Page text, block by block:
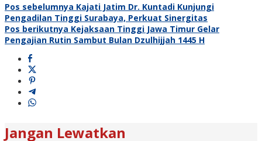
Pos sebelumnya Kajati Jatim Dr. Kuntadi Kunjungi
Pengadilan Tinggi Surabaya, Perkuat Sinergitas
Pos berikutnya Kejaksaan Tinggi Jawa Timur Gelar
Pengajian Rutin Sambut Bulan Dzulhijjah 1445 H
Jangan Lewatkan